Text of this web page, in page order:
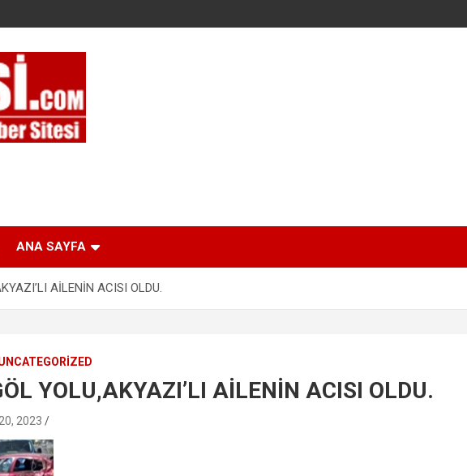
ANA SAYFA
AİLENİN ACISI OLDU.
YOLU,AKYAZI’LI AİLENİN ACISI OLDU.
2023